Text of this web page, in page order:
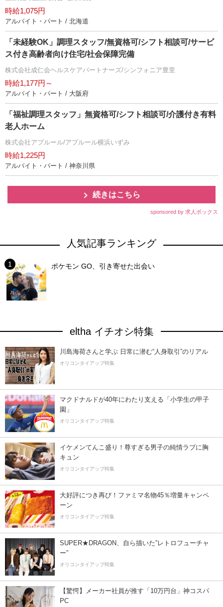
時給1,075円
アルバイト・パート / 北海道
「未経験OK」調理スタッフ/無資格可/シフト相談可/サービ
ス付き高齢者向け住宅/社会保障完備
株式会社成仁会ヘルスケアパートナーズ/シンフォニア豊里
時給1,177円～
アルバイト・パート / 大阪府
「福祉調理スタッフ」無資格可/シフト相談可/介護付き有料
老人ホーム
株式会社アプルール/アプルール横浜いずみ
時給1,225円
アルバイト・パート / 神奈川県
続きはこちら
sponsored by 求人ボックス
人気記事ランキング
ポケモン GO、引き寄せた出会い
eltha イチオシ特集
川島海荷さんと学ぶ 日常に潜む“人身取引”のリアル
オリコンタイアップ特集
マクドナルドが40年にわたり支える「小学生の甲子
園」
オリコンタイアップ特集
イケメンてんこ盛り！尊すぎる男子の純情ラブに胸
キュン
オリコンタイアップ特集
大好評につき再び！ファミマ名物45％増量キャンペ
ーン
オリコンタイアップ特集
SUPER★DRAGON、自ら描いた”レトロフューチャ
ー”
オリコンタイアップ特集
【驚愕】メーカー社員が推す「10万円台」神コスパ
PC